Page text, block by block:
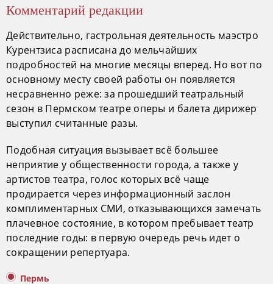
Комментарий редакции
Действительно, гастрольная деятельность маэстро
Курентзиса расписана до мельчайших
подробностей на многие месяцы вперед. Но вот по
основному месту своей работы он появляется
несравненно реже: за прошедший театральный
сезон в Пермском театре оперы и балета дирижер
выступил считанные разы.
Подобная ситуация вызывает всё большее
неприятие у общественности города, а также у
артистов театра, голос которых всё чаще
продирается через информационный заслон
комплиментарных СМИ, отказывающихся замечать
плачевное состояние, в котором пребывает театр
последние годы: в первую очередь речь идет о
сокращении репертуара.
Пермь